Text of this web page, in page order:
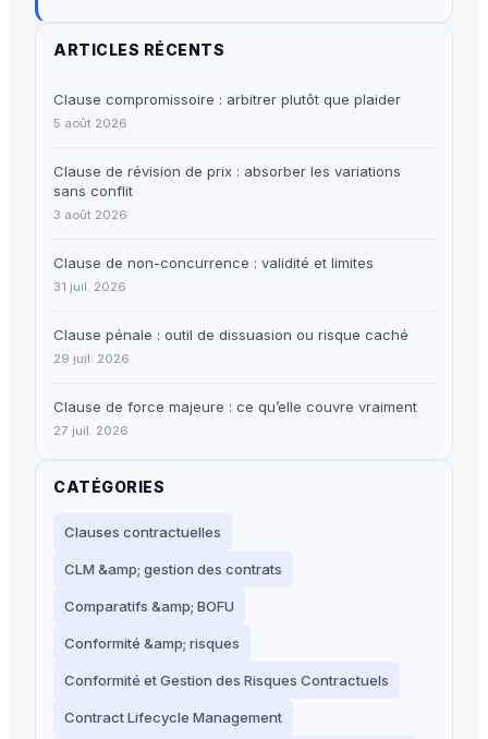
ARTICLES RÉCENTS
Clause compromissoire : arbitrer plutôt que plaider
5 août 2026
Clause de révision de prix : absorber les variations
sans conflit
3 août 2026
Clause de non-concurrence : validité et limites
31 juil. 2026
Clause pénale : outil de dissuasion ou risque caché
29 juil. 2026
Clause de force majeure : ce qu’elle couvre vraiment
27 juil. 2026
CATÉGORIES
Clauses contractuelles
CLM &amp; gestion des contrats
Comparatifs &amp; BOFU
Conformité &amp; risques
Conformité et Gestion des Risques Contractuels
Contract Lifecycle Management